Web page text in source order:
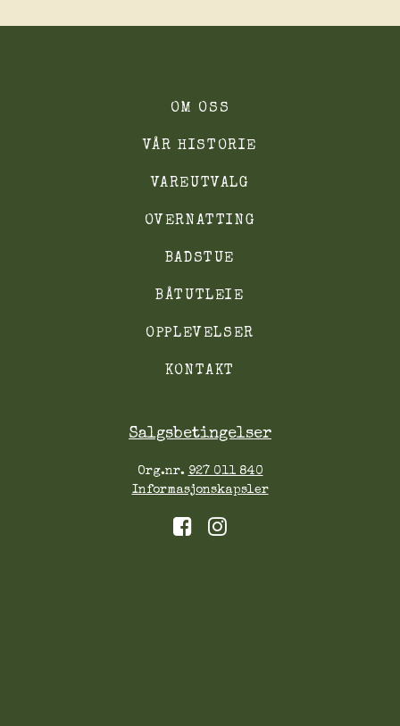
OM OSS
VÅR HISTORIE
VAREUTVALG
OVERNATTING
BADSTUE
BÅTUTLEIE
OPPLEVELSER
KONTAKT
Salgsbetingelser
Org.nr. 927 011 840
Informasjonskapsler